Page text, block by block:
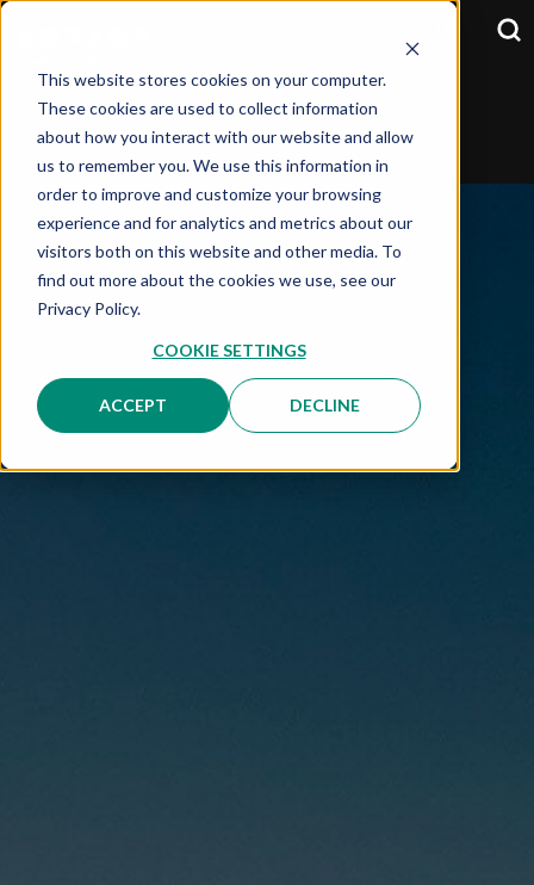
This website stores cookies on your computer.
These cookies are used to collect information
about how you interact with our website and allow
us to remember you. We use this information in
order to improve and customize your browsing
experience and for analytics and metrics about our
visitors both on this website and other media. To
find out more about the cookies we use, see our
Privacy Policy.
COOKIE SETTINGS
ACCEPT DECLINE
SELECCIONA TU PAIS:OPCIÓN